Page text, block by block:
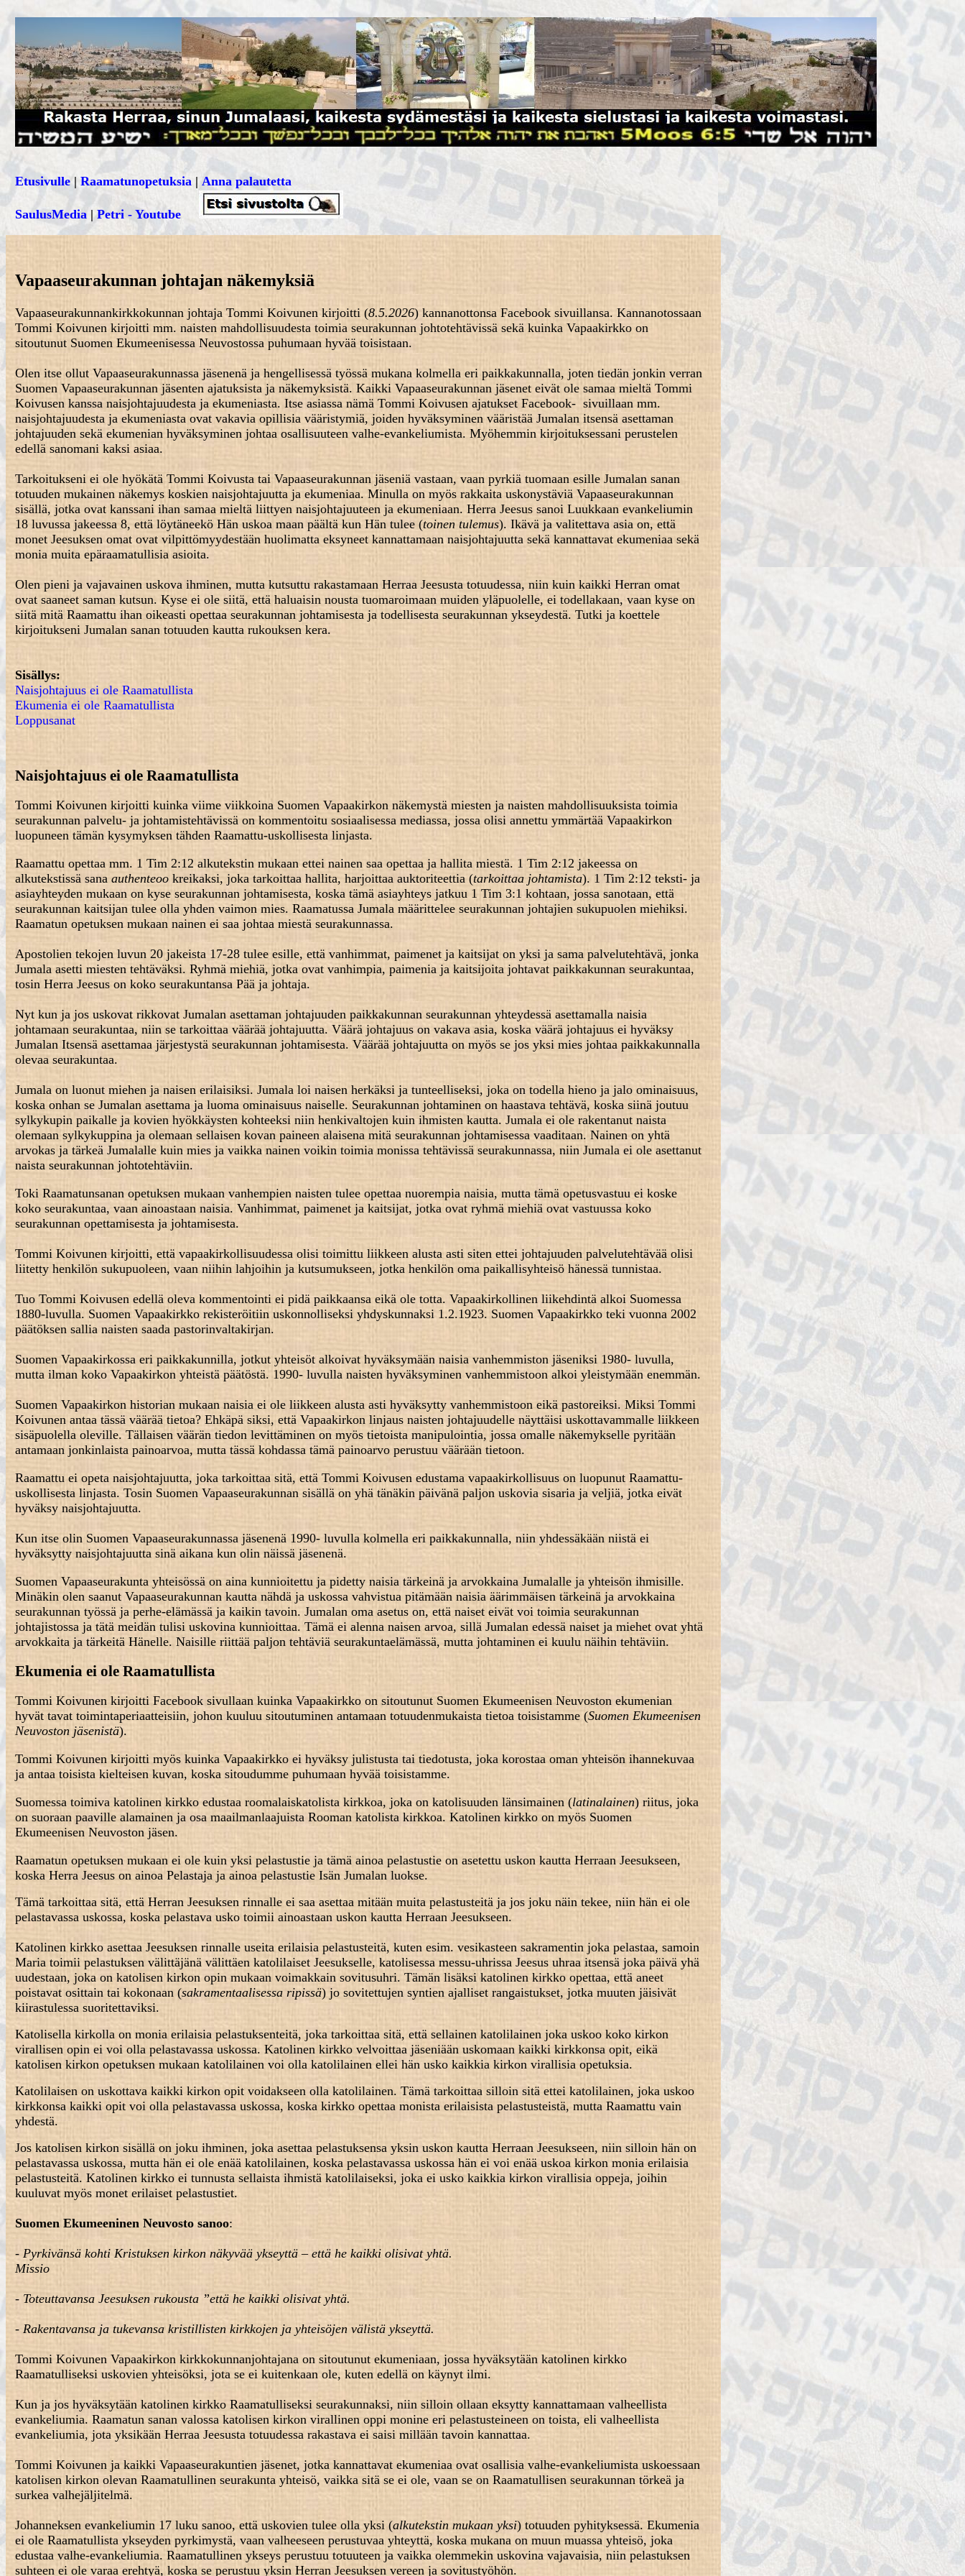
Etusivulle |Raamatunopetuksia |Anna palautetta
SaulusMedia |Petri - Youtube
Vapaaseurakunnan johtajan näkemyksiä
Vapaaseurakunnankirkkokunnan johtaja Tommi Koivunen kirjoitti (8.5.2026) kannanottonsa Facebook sivuillansa. Kannanotossaan
Tommi Koivunen kirjoitti mm. naisten mahdollisuudesta toimia seurakunnan johtotehtävissä sekä kuinka Vapaakirkko on
sitoutunut Suomen Ekumeenisessa Neuvostossa puhumaan hyvää toisistaan.
Olen itse ollut Vapaaseurakunnassa jäsenenä ja hengellisessä työssä mukana kolmella eri paikkakunnalla, joten tiedän jonkin verran
Suomen Vapaaseurakunnan jäsenten ajatuksista ja näkemyksistä.Kaikki Vapaaseurakunnan jäsenet eivät ole samaa mieltä Tommi
Koivusen kanssa naisjohtajuudesta ja ekumeniasta. Itse asiassa nämä Tommi Koivusen ajatukset Facebook- sivuillaan mm.
naisjohtajuudesta ja ekumeniasta ovat vakavia opillisia vääristymiä, joiden hyväksyminen vääristää Jumalan itsensä asettaman
johtajuuden sekä ekumenian hyväksyminen johtaa osallisuuteen valhe-evankeliumista. Myöhemmin kirjoituksessani perustelen
edellä sanomani kaksi asiaa.
Tarkoitukseni ei ole hyökätä Tommi Koivusta tai Vapaaseurakunnan jäseniä vastaan, vaan pyrkiä tuomaan esille Jumalan sanan
totuuden mukainen näkemys koskien naisjohtajuutta ja ekumeniaa. Minulla on myös rakkaita uskonystäviä Vapaaseurakunnan
sisällä, jotka ovat kanssani ihan samaa mieltä liittyen naisjohtajuuteen ja ekumeniaan. Herra Jeesus sanoi Luukkaan evankeliumin
18 luvussa jakeessa 8, että löytäneekö Hän uskoa maan päältä kun Hän tulee (toinen tulemus). Ikävä ja valitettava asia on, että
monet Jeesuksen omat ovat vilpittömyydestään huolimatta eksyneet kannattamaan naisjohtajuutta sekä kannattavat ekumeniaa sekä
monia muita epäraamatullisia asioita.
Olen pieni ja vajavainen uskova ihminen, mutta kutsuttu rakastamaan Herraa Jeesusta totuudessa, niin kuin kaikki Herran omat
ovat saaneet saman kutsun. Kyse ei ole siitä, että haluaisin nousta tuomaroimaan muiden yläpuolelle, ei todellakaan, vaan kyse on
siitä mitä Raamattu ihan oikeasti opettaa seurakunnan johtamisesta ja todellisesta seurakunnan ykseydestä. Tutki ja koettele
kirjoitukseni Jumalan sanan totuuden kautta rukouksen kera.
Sisällys:
Naisjohtajuus ei ole Raamatullista
Ekumenia ei ole Raamatullista
Loppusanat
Naisjohtajuus ei ole Raamatullista
Tommi Koivunen kirjoitti kuinka viime viikkoina Suomen Vapaakirkon näkemystä miesten ja naisten mahdollisuuksista toimia
seurakunnan palvelu- ja johtamistehtävissä on kommentoitu sosiaalisessa mediassa, jossa olisi annettu ymmärtää Vapaakirkon
luopuneen tämän kysymyksen tähden Raamattu-uskollisesta linjasta.
Raamattu opettaa mm. 1 Tim 2:12 alkutekstin mukaan ettei nainen saa opettaa ja hallita miestä. 1 Tim 2:12 jakeessa on
alkutekstissä sanaauthenteoo kreikaksi, joka tarkoittaa hallita, harjoittaa auktoriteettia (tarkoittaa johtamista). 1 Tim 2:12 teksti- ja
asiayhteyden mukaan on kyse seurakunnan johtamisesta, koska tämä asiayhteys jatkuu 1 Tim 3:1 kohtaan, jossa sanotaan, että
seurakunnan kaitsijan tulee olla yhden vaimon mies. Raamatussa Jumala määrittelee seurakunnan johtajien sukupuolen miehiksi.
Raamatun opetuksen mukaan nainen ei saa johtaa miestä seurakunnassa.
Apostolien tekojen luvun 20 jakeista 17-28 tulee esille, että vanhimmat, paimenet ja kaitsijat on yksi ja sama palvelutehtävä, jonka
Jumala asetti miesten tehtäväksi. Ryhmä miehiä, jotka ovat vanhimpia, paimenia ja kaitsijoita johtavat paikkakunnan seurakuntaa,
tosin Herra Jeesus on koko seurakuntansa Pää ja johtaja.
Nyt kun ja jos uskovat rikkovat Jumalan asettaman johtajuuden paikkakunnan seurakunnan yhteydessä asettamalla naisia
johtamaan seurakuntaa, niin se tarkoittaa väärää johtajuutta. Väärä johtajuus on vakava asia, koska väärä johtajuus ei hyväksy
Jumalan Itsensä asettamaa järjestystä seurakunnan johtamisesta. Väärää johtajuutta on myös se jos yksi mies johtaa paikkakunnalla
olevaa seurakuntaa.
Jumala on luonut miehen ja naisen erilaisiksi. Jumala loi naisen herkäksi ja tunteelliseksi, joka on todella hieno ja jalo ominaisuus,
koska onhan se Jumalan asettama ja luoma ominaisuus naiselle. Seurakunnan johtaminen on haastava tehtävä, koska siinä joutuu
sylkykupin paikalle ja kovien hyökkäysten kohteeksi niin henkivaltojen kuin ihmisten kautta. Jumala ei ole rakentanut naista
olemaan sylkykuppina ja olemaan sellaisen kovan paineen alaisena mitä seurakunnan johtamisessa vaaditaan. Nainen on yhtä
arvokas ja tärkeä Jumalalle kuin mies ja vaikka nainen voikin toimia monissa tehtävissä seurakunnassa, niin Jumala ei ole asettanut
naista seurakunnan johtotehtäviin.
Toki Raamatunsanan opetuksen mukaan vanhempien naisten tulee opettaa nuorempia naisia, mutta tämä opetusvastuu ei koske
koko seurakuntaa, vaan ainoastaan naisia. Vanhimmat, paimenet ja kaitsijat, jotka ovat ryhmä miehiä ovat vastuussa koko
seurakunnan opettamisesta ja johtamisesta.
Tommi Koivunen kirjoitti, että vapaakirkollisuudessa olisi toimittu liikkeen alusta asti siten ettei johtajuuden palvelutehtävää olisi
liitetty henkilön sukupuoleen, vaan niihin lahjoihin ja kutsumukseen, jotka henkilön oma paikallisyhteisö hänessä tunnistaa.
Tuo Tommi Koivusen edellä oleva kommentointi ei pidä paikkaansa eikä ole totta. Vapaakirkollinen liikehdintä alkoi Suomessa
1880-luvulla. Suomen Vapaakirkko rekisteröitiin uskonnolliseksi yhdyskunnaksi 1.2.1923. Suomen Vapaakirkko teki vuonna 2002
päätöksen sallia naisten saada pastorinvaltakirjan.
Suomen Vapaakirkossa eri paikkakunnilla, jotkut yhteisöt alkoivat hyväksymään naisia vanhemmiston jäseniksi 1980- luvulla,
mutta ilman koko Vapaakirkon yhteistä päätöstä. 1990- luvulla naisten hyväksyminen vanhemmistoon alkoi yleistymään enemmän.
Suomen Vapaakirkon historian mukaan naisia ei ole liikkeen alusta asti hyväksytty vanhemmistoon eikä pastoreiksi. Miksi Tommi
Koivunen antaa tässä väärää tietoa? Ehkäpä siksi, että Vapaakirkon linjaus naisten johtajuudelle näyttäisi uskottavammalle liikkeen
sisäpuolella oleville. Tällaisen väärän tiedon levittäminen on myös tietoista manipulointia, jossa omalle näkemykselle pyritään
antamaan jonkinlaista painoarvoa, mutta tässä kohdassa tämä painoarvo perustuu väärään tietoon.
Raamattu ei opeta naisjohtajuutta, joka tarkoittaa sitä, että Tommi Koivusen edustama vapaakirkollisuus on luopunut Raamattu-
uskollisesta linjasta. Tosin Suomen Vapaaseurakunnan sisällä on yhä tänäkin päivänä paljon uskovia sisaria ja veljiä, jotka eivät
hyväksy naisjohtajuutta.
Kun itse olin Suomen Vapaaseurakunnassa jäsenenä 1990- luvulla kolmella eri paikkakunnalla, niin yhdessäkään niistä ei
hyväksytty naisjohtajuutta sinä aikana kun olin näissä jäsenenä.
Suomen Vapaaseurakunta yhteisössä on aina kunnioitettu ja pidetty naisia tärkeinä ja arvokkaina Jumalalle ja yhteisön ihmisille.
Minäkin olen saanut Vapaaseurakunnan kautta nähdä ja uskossa vahvistua pitämään naisia äärimmäisen tärkeinä ja arvokkaina
seurakunnan työssä ja perhe-elämässä ja kaikin tavoin. Jumalan oma asetus on, että naiset eivät voi toimia seurakunnan
johtajistossa ja tätä meidän tulisi uskovina kunnioittaa. Tämä ei alenna naisen arvoa, sillä Jumalan edessä naiset ja miehet ovat yhtä
arvokkaita ja tärkeitä Hänelle. Naisille riittää paljon tehtäviä seurakuntaelämässä, mutta johtaminen ei kuulu näihin tehtäviin.
Ekumenia ei ole Raamatullista
Tommi Koivunen kirjoitti Facebook sivullaan kuinka Vapaakirkko on sitoutunut Suomen Ekumeenisen Neuvoston ekumenian
hyvät tavat toimintaperiaatteisiin, johon kuuluu sitoutuminen antamaan totuudenmukaista tietoa toisistamme (Suomen Ekumeenisen
Neuvoston jäsenistä).
Tommi Koivunen kirjoitti myös kuinka Vapaakirkko ei hyväksy julistusta tai tiedotusta, joka korostaa oman yhteisön ihannekuvaa
ja antaa toisista kielteisen kuvan, koska sitoudumme puhumaan hyvää toisistamme.
Suomessa toimiva katolinen kirkko edustaa roomalaiskatolista kirkkoa, joka on katolisuuden länsimainen (latinalainen) riitus, joka
on suoraan paaville alamainen ja osa maailmanlaajuista Rooman katolista kirkkoa. Katolinen kirkko on myös Suomen
Ekumeenisen Neuvoston jäsen.
Raamatun opetuksen mukaan ei ole kuin yksi pelastustie ja tämä ainoa pelastustie on asetettu uskon kautta Herraan Jeesukseen,
koska Herra Jeesus on ainoa Pelastaja ja ainoa pelastustie Isän Jumalan luokse.
Tämä tarkoittaa sitä, että Herran Jeesuksen rinnalle ei saa asettaa mitään muita pelastusteitä ja jos joku näin tekee, niin hän ei ole
pelastavassa uskossa, koska pelastava usko toimii ainoastaan uskon kautta Herraan Jeesukseen.
Katolinen kirkko asettaa Jeesuksen rinnalle useita erilaisia pelastusteitä, kuten esim. vesikasteen sakramentin joka pelastaa, samoin
Maria toimii pelastuksen välittäjänä välittäen katolilaiset Jeesukselle, katolisessa messu-uhrissa Jeesus uhraa itsensä joka päivä yhä
uudestaan, joka on katolisen kirkon opin mukaan voimakkain sovitusuhri. Tämän lisäksi katolinen kirkko opettaa, että aneet
poistavat osittain tai kokonaan (sakramentaalisessa ripissä) jo sovitettujen syntien ajalliset rangaistukset, jotka muuten jäisivät
kiirastulessa suoritettaviksi.
Katolisella kirkolla on monia erilaisia pelastuksenteitä, joka tarkoittaa sitä, että sellainen katolilainen joka uskoo koko kirkon
virallisen opin ei voi olla pelastavassa uskossa. Katolinen kirkko velvoittaa jäseniään uskomaan kaikki kirkkonsa opit, eikä
katolisen kirkon opetuksen mukaan katolilainen voi olla katolilainen ellei hän usko kaikkia kirkon virallisia opetuksia.
Katolilaisen on uskottava kaikki kirkon opit voidakseen olla katolilainen. Tämä tarkoittaa silloin sitä ettei katolilainen, joka uskoo
kirkkonsa kaikki opit voi olla pelastavassa uskossa, koska kirkko opettaa monista erilaisista pelastusteistä, mutta Raamattu vain
yhdestä.
Jos katolisen kirkon sisällä on joku ihminen, joka asettaa pelastuksensa yksin uskon kautta Herraan Jeesukseen, niin silloin hän on
pelastavassa uskossa, mutta hän ei ole enää katolilainen, koska pelastavassa uskossa hän ei voi enää uskoa kirkon monia erilaisia
pelastusteitä. Katolinen kirkko ei tunnusta sellaista ihmistä katolilaiseksi, joka ei usko kaikkia kirkon virallisia oppeja, joihin
kuuluvat myös monet erilaiset pelastustiet.
Suomen Ekumeeninen Neuvosto sanoo:
- Pyrkivänsä kohti Kristuksen kirkon näkyvää ykseyttä – että he kaikki olisivat yhtä.
Missio
- Toteuttavansa Jeesuksen rukousta ”että he kaikki olisivat yhtä.
- Rakentavansa ja tukevansa kristillisten kirkkojen ja yhteisöjen välistä ykseyttä.
Tommi Koivunen Vapaakirkon kirkkokunnanjohtajana on sitoutunut ekumeniaan, jossa hyväksytään katolinen kirkko
Raamatulliseksi uskovien yhteisöksi, jota se ei kuitenkaan ole, kuten edellä on käynyt ilmi.
Kun ja jos hyväksytään katolinen kirkko Raamatulliseksi seurakunnaksi, niin silloin ollaan eksytty kannattamaan valheellista
evankeliumia. Raamatun sanan valossa katolisen kirkon virallinen oppi monine eri pelastusteineen on toista, eli valheellista
evankeliumia, jota yksikään Herraa Jeesusta totuudessa rakastava ei saisi millään tavoin kannattaa.
Tommi Koivunen ja kaikki Vapaaseurakuntien jäsenet, jotka kannattavat ekumeniaa ovat osallisia valhe-evankeliumista uskoessaan
katolisen kirkon olevan Raamatullinen seurakunta yhteisö, vaikka sitä se ei ole, vaan se on Raamatullisen seurakunnan törkeä ja
surkea valhejäljitelmä.
Johanneksen evankeliumin 17 luku sanoo, että uskovien tulee olla yksi (alkutekstin mukaan yksi) totuuden pyhityksessä. Ekumenia
ei ole Raamatullista ykseyden pyrkimystä, vaan valheeseen perustuvaa yhteyttä, koska mukana on muun muassa yhteisö, joka
edustaa valhe-evankeliumia. Raamatullinen ykseys perustuu totuuteen ja vaikka olemmekin uskovina vajavaisia, niin pelastuksen
suhteen ei ole varaa erehtyä, koska se perustuu yksin Herran Jeesuksen vereen ja sovitustyöhön.